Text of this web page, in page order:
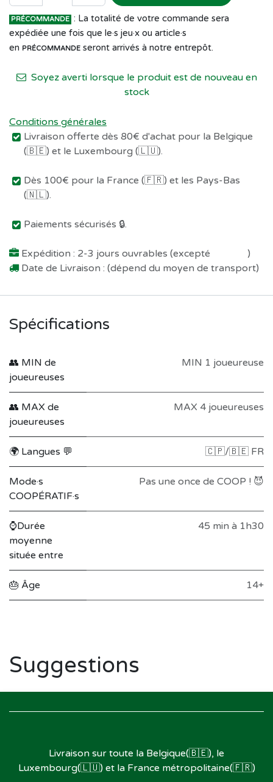
PRÉCOMMANDE : La totalité de votre commande sera
expédiée une fois que le·s jeu·x ou article·s
en PRÉCOMMANDE seront arrivés à notre entrepôt.
Soyez averti lorsque le produit est de nouveau en
stock
Conditions générales
Livraison offerte dès 80€ d'achat pour la Belgique
(🇧🇪) et le Luxembourg (🇱🇺).
Dès 100€ pour la France (🇫🇷) et les Pays-Bas
(🇳🇱).
Paiements sécurisés 🔒.
Expédition : 2-3 jours ouvrables (excepté
)
Date de Livraison : (dépend du moyen de transport)
Spécifications
👥 MIN de
joueureuses
MIN 1 joueureuse
👥 MAX de
joueureuses
MAX 4 joueureuses
🌍 Langues 💬 🇨🇵/🇧🇪 FR
Mode·s
COOPÉRATIF·s
Pas une once de COOP ! 😈
⌚Durée
moyenne
située entre
45 min à 1h30
🎂 Âge 14+
Suggestions
Livraison sur toute la Belgique(🇧🇪), le
Luxembourg(🇱🇺) et la France métropolitaine(🇫🇷)